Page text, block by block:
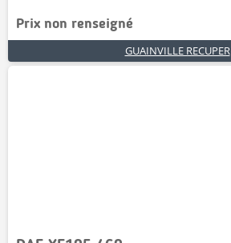
Prix non renseigné
GUAINVILLE RECUPER